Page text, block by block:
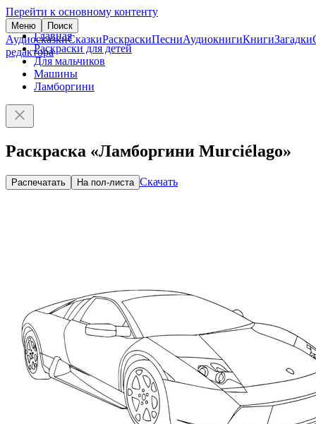
Перейти к основному контенту
Меню Поиск
АудиосказкиСказкиРаскраскиПесниАудиокнигиКнигиЗагадки
редактора
Главная
Раскраски для детей
Для мальчиков
Машины
Ламборгини
Раскраска «Ламборгини Murciélago»
Распечатать На пол-листа Скачать